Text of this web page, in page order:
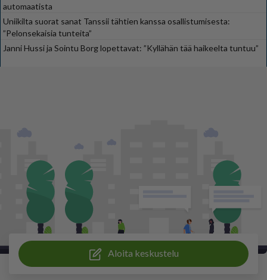
automaatista
Uniikilta suorat sanat Tanssii tähtien kanssa osallistumisesta:
”Pelonsekaisia tunteita”
Janni Hussi ja Sointu Borg lopettavat: ”Kyllähän tää haikeelta tuntuu”
Aloita keskustelu